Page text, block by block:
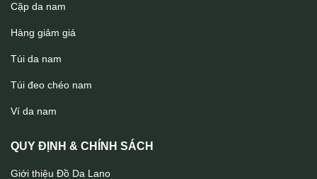
Túi đeo chéo da bò Lano sang trọng thời trang KT107
Cặp da nam
Hàng giảm giá
Túi da nam
Túi đeo chéo nam
Ví da nam
QUY ĐỊNH & CHÍNH SÁCH
Giới thiệu Đồ Da Lano